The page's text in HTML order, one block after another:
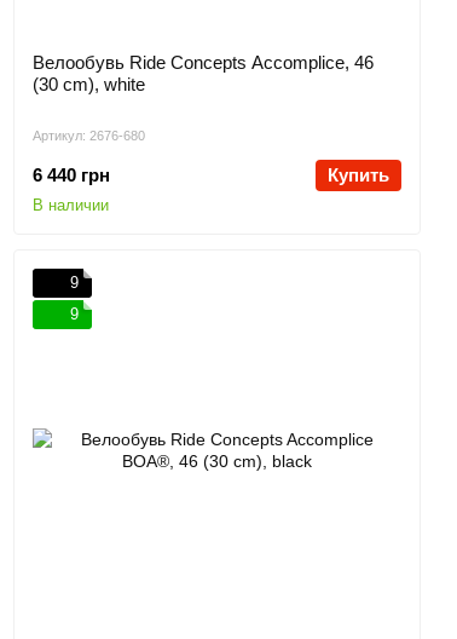
Артикул: 2676-680
Велообувь Ride Concepts Accomplice, 46
(30 cm), white
6 440 грн Купить
В наличии
9
9